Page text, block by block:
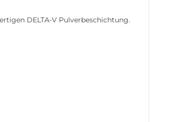
DELTA-V Pulverbeschichtung.